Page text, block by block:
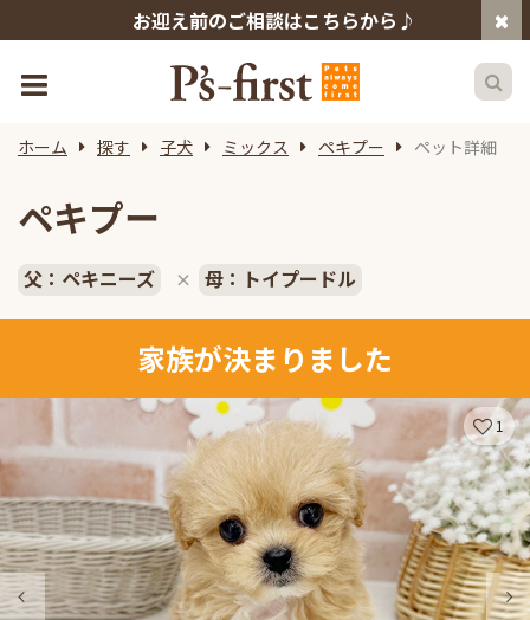
お迎え前のご相談はこちらから♪
ホーム 探す 子犬 ミックス ペキプー ペット詳細
ペキプー
父：ペキニーズ × 母：トイプードル
家族が決まりました
1